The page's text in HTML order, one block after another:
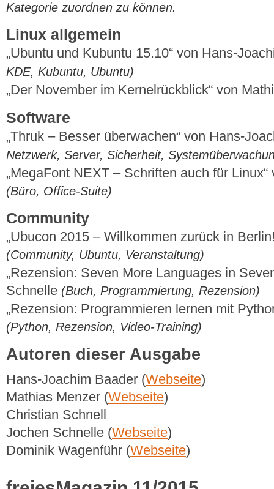
Kategorie zuordnen zu können.
Linux allgemein
„Ubuntu und Kubuntu 15.10“ von Hans-
KDE, Kubuntu, Ubuntu)
„Der November im Kernelrückblick“ von
Software
„Thruk – Besser überwachen“ von Hans-
Netzwerk, Server, Sicherheit,
„MegaFont NEXT – Schriften auch für
(Büro, Office-Suite)
Community
„Ubucon 2015 – Willkommen zurück in
(Community, Ubuntu, Veranstaltung)
„Rezension: Seven More Languages in
Schnelle (Buch, Programmierung, Rezension)
„Rezension: Programmieren lernen mit
(Python, Rezension, Video-Training)
Autoren dieser Ausgabe
Hans-Joachim Baader (Webseite)
Mathias Menzer (Webseite)
Christian Schnell
Jochen Schnelle (Webseite)
Dominik Wagenführ (Webseite)